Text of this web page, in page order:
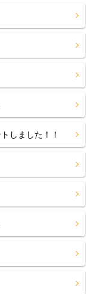
しました！！